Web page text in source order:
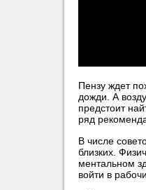
Пензу ждет
дожди. А
предстоит
ряд
В числе
близких.
ментальном
войти в